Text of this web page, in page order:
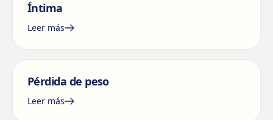
Íntima
Leer más
Pérdida de peso
Leer más